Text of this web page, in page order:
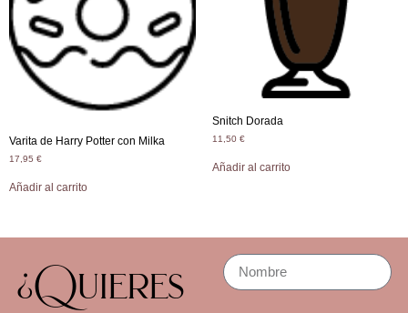
Varita de Harry Potter con Milka
17,95 €
Añadir al carrito
Snitch Dorada
11,50 €
Añadir al carrito
¿Quieres